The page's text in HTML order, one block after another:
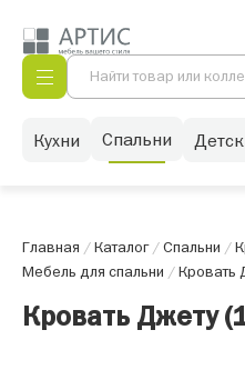
Кухни Спальни
Главная /Каталог/Спальни /
Мебель для спальни /Кровать
Кровать Джету